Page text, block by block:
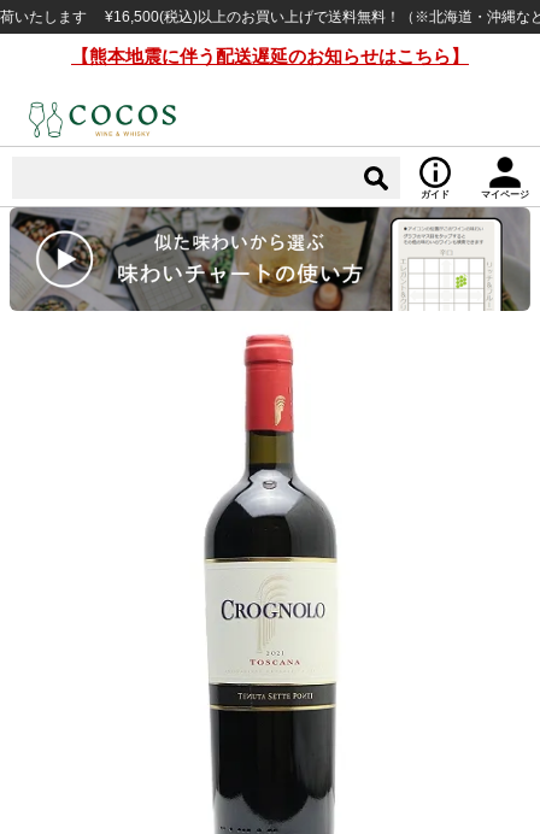
ます ¥16,500(税込)以上のお買い上げで送料無料！（※北海道・沖縄など一部
【熊本地震に伴う配送遅延のお知らせはこちら】
ガイド マイページ